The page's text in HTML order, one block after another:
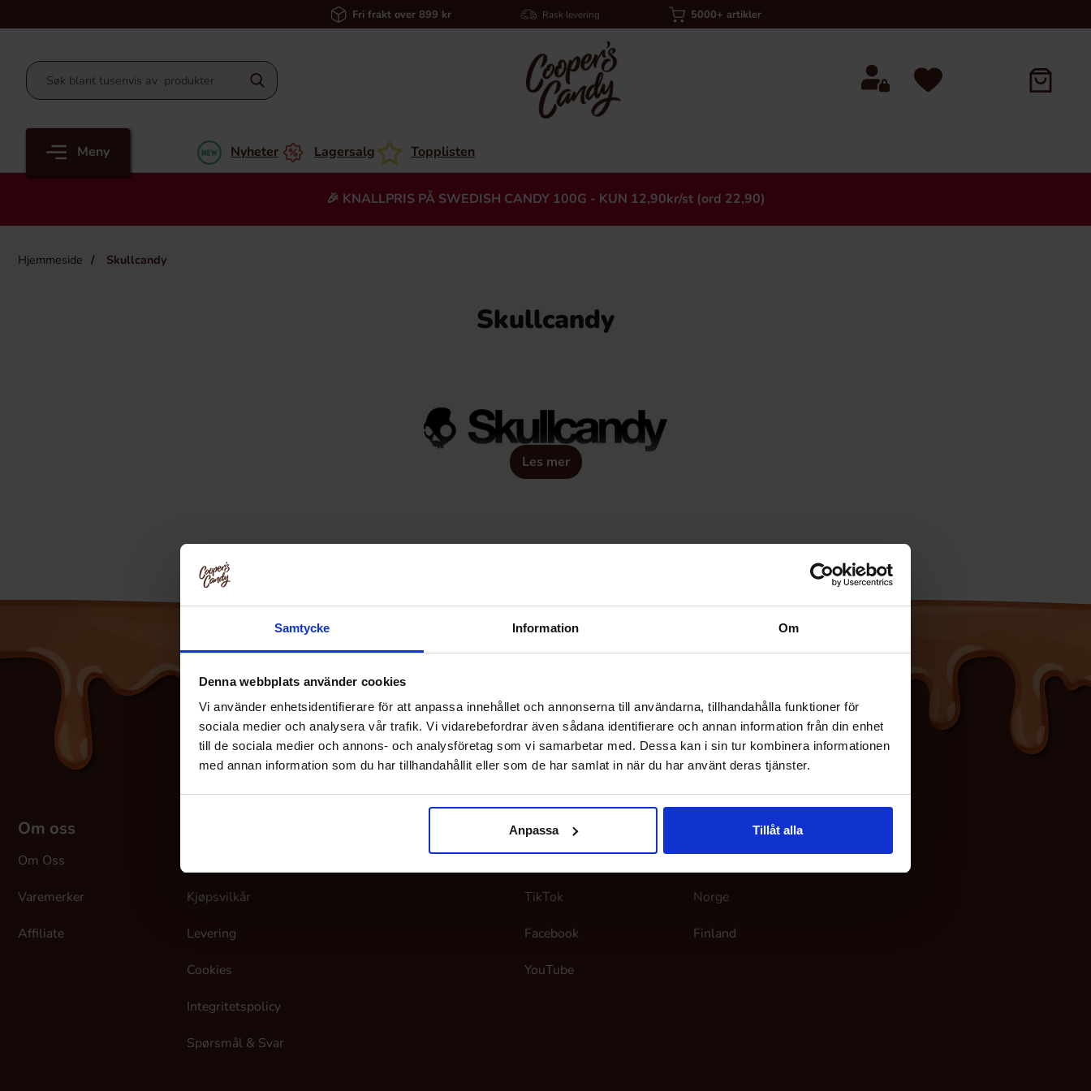
Samtycke Information Om
Denna webbplats använder cookies
Vi använder enhetsidentifierare för att anpassa innehållet och annonserna till användarna, tillhandahålla funktioner för
sociala medier och analysera vår trafik. Vi vidarebefordrar även sådana identifierare och annan information från din enhet
till de sociala medier och annons- och analysföretag som vi samarbetar med. Dessa kan i sin tur kombinera informationen
med annan information som du har tillhandahållit eller som de har samlat in när du har använt deras tjänster.
Anpassa Tillåt alla
Fri frakt over 899 kr Rask levering 5000+ artikler
Meny Nyheter Lagersalg Topplisten
🎉 KNALLPRIS PÅ SWEDISH CANDY 100G - KUN 12,90kr/st (ord 22,90)
Hjemmeside Skullcandy
Skullcandy
Les mer
Om oss
Om Oss
Varemerker
Affiliate
Kjøpsvilkår
Levering
Cookies
Integritetspolicy
Spørsmål & Svar
Følg oss
TikTok
Facebook
YouTube
Her er vi
Norge
Finland